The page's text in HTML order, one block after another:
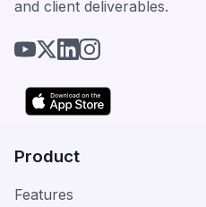
and client deliverables.
Product
Features